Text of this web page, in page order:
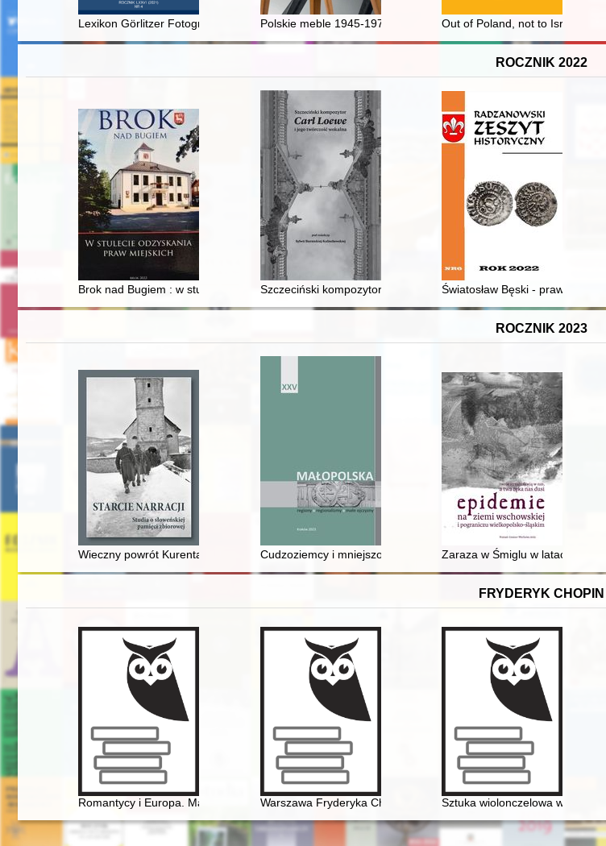
Lexikon Görlitzer Fotografen - recenzja]Polskie meble 1945-1970 : idee i rzeczywistośćOut of Poland, not to Israel,
ROCZNIK 2022
Brok nad Bugiem : w stulecie odzyskania praw miejskich : praca zbiorowa
Szczeciński kompozytor Carl Loewe i jego twórczość wokalna
Światosław Bęski - prawnuk
ROCZNIK 2023
Wieczny powrót Kurenta w kulturze i literaturze słoweńskiej : reminiscencje
Cudzoziemcy i mniejszości narodowe w dziejach miasta i kopalni
Zaraza w Śmiglu w latach
FRYDERYK CHOPIN
Romantycy i Europa. Marzenia, doświadczenia, propozycje
Warszawa Fryderyka Chopina Sztuka wiolonczelowa w